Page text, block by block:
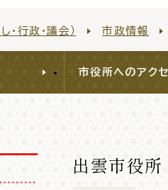
・行政・議会） 市政情報
市役所へのアク
出雲市役所